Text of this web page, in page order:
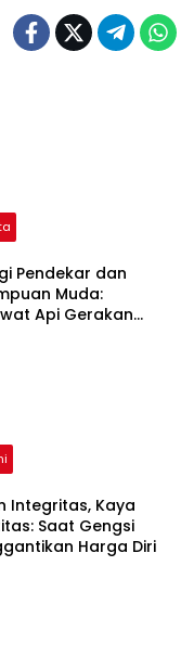
Pendekar dan
Muda:
Api Gerakan
Integritas, Kaya
Saat Gengsi
Harga Diri